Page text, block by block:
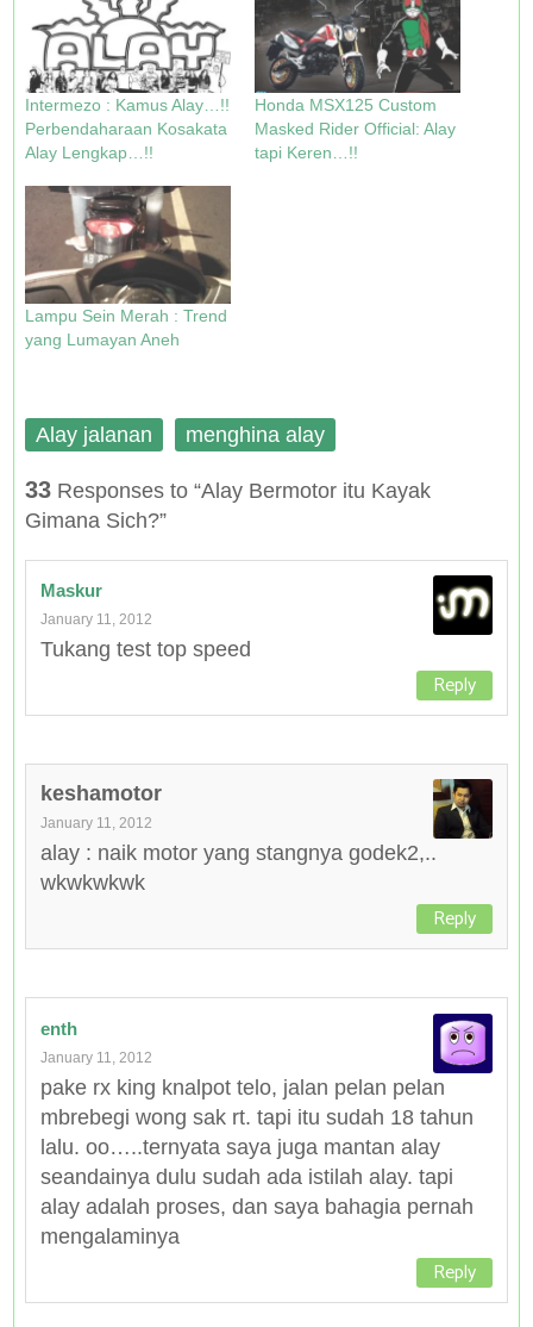
r
(
O
p
e
n
s
i
n
w
w
n
d
o
w
)
o
k
(
O
p
e
n
s
n
e
w
w
i
n
d
o
w
)
e
s
t
(
O
p
e
n
n
e
w
w
i
n
w
Intermezo : Kamus Alay…!!
Perbendaharaan Kosakata
Alay Lengkap…!!
Honda MSX125 Custom
Masked Rider Official: Alay
tapi Keren…!!
Lampu Sein Merah : Trend
yang Lumayan Aneh
Alay jalanan menghina alay
33Responses to “Alay Bermotor itu Kayak
Gimana Sich?”
Maskur
January 11, 2012
Tukang test top speed
Reply
keshamotor
January 11, 2012
alay : naik motor yang stangnya godek2,..
wkwkwkwk
Reply
enth
January 11, 2012
pake rx king knalpot telo, jalan pelan pelan
mbrebegi wong sak rt. tapi itu sudah 18 tahun
lalu. oo…..ternyata saya juga mantan alay
seandainya dulu sudah ada istilah alay. tapi
alay adalah proses, dan saya bahagia pernah
mengalaminya
Reply